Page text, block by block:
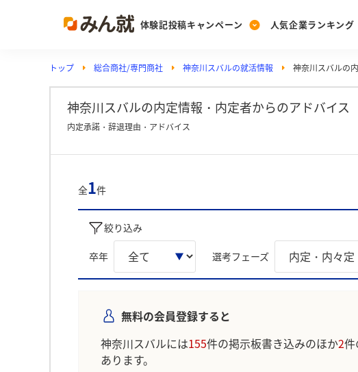
体験記投稿キャンペーン
Post
投稿する
人気企業ランキング
Ranking
ランキングを見る
Vote
PickUp
注目の企業特集
トップ 総合商社/専門商社 神奈川スバルの就活情報 神奈川スバルの
神奈川スバルの内定情報・内定者からのアドバイス
内定承諾・辞退理由・アドバイス
全1件
絞り込み
卒年 選考フェーズ
無料の会員登録すると
神奈川スバルには155件の掲示板書き込みのほか2件
あります。